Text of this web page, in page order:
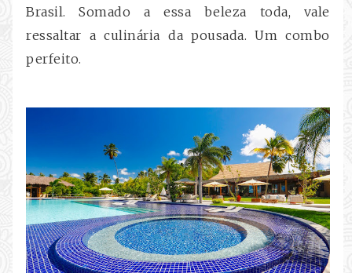
Brasil. Somado a essa beleza toda, vale
ressaltar a culinária da pousada. Um combo
perfeito.